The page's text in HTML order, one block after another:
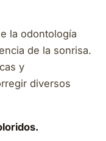
la odontología
de la sonrisa.
y
diversos